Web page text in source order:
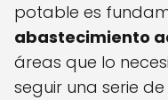
potable es
abastecimiento
áreas que lo
seguir una serie